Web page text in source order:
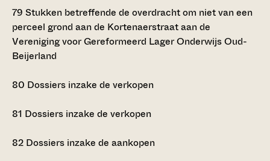
79 Stukken betreffende de overdracht om niet van een
perceel grond aan de Kortenaerstraat aan de
Vereniging voor Gereformeerd Lager Onderwijs Oud-
Beijerland
80 Dossiers inzake de verkopen
81 Dossiers inzake de verkopen
82 Dossiers inzake de aankopen